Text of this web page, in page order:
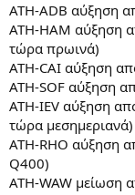
ATH-ADB αύξηση
ATH-HAM αύξηση
τώρα πρωινά)
ATH-CAI αύξηση
ΑΤΗ-SOF αύξηση
ATH-IEV αύξηση
τώρα μεσημεριανά)
ATH-RHO αύξηση
Q400)
ΑΤΗ-WAW μείωση